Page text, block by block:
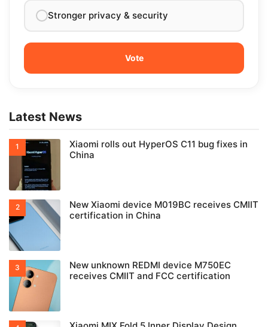
Stronger privacy & security
Latest News
Xiaomi rolls out HyperOS C11 bug fixes in
China
New Xiaomi device M019BC receives CMIIT
certification in China
New unknown REDMI device M750EC
receives CMIIT and FCC certification